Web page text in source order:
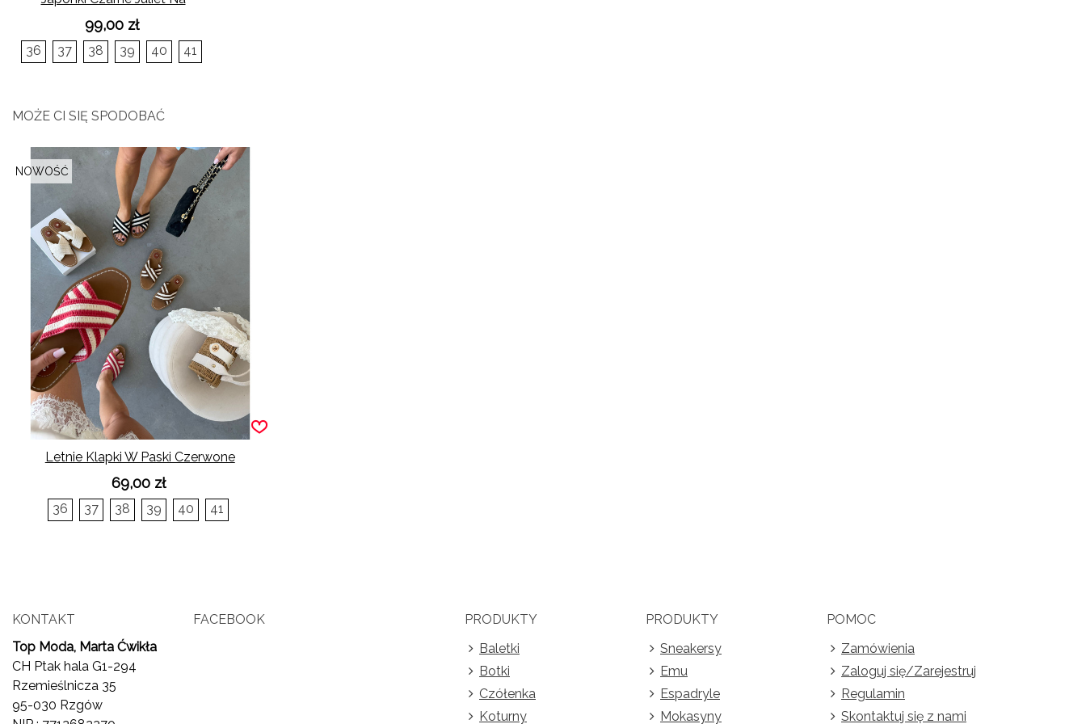
Obcasie
99,00 zł
36 37 38 39 40 41
MOŻE CI SIĘ SPODOBAĆ
NOWOŚĆ
Letnie Klapki W Paski Czerwone
69,00 zł
36 37 38 39 40 41
KONTAKT
Top Moda, Marta Ćwikła
CH Ptak hala G1-294
Rzemieślnicza 35
95-030 Rzgów
FACEBOOK
PRODUKTY
Baletki
Botki
Czółenka
Koturny
PRODUKTY
Sneakersy
Emu
Espadryle
Mokasyny
POMOC
Zamówienia
Zaloguj się/Zarejestruj
Regulamin
Skontaktuj się z nami